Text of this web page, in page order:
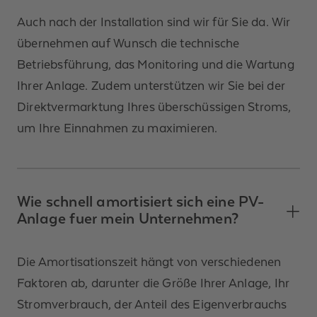
Auch nach der Installation sind wir für Sie da. Wir
übernehmen auf Wunsch die technische
Betriebsführung, das Monitoring und die Wartung
Ihrer Anlage. Zudem unterstützen wir Sie bei der
Direktvermarktung Ihres überschüssigen Stroms,
um Ihre Einnahmen zu maximieren.
Wie schnell amortisiert sich eine PV-
Anlage fuer mein Unternehmen?
Die Amortisationszeit hängt von verschiedenen
Faktoren ab, darunter die Größe Ihrer Anlage, Ihr
Stromverbrauch, der Anteil des Eigenverbrauchs